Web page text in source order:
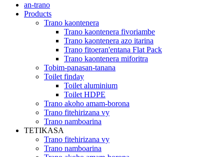
an-trano
Products
Trano kaontenera
Trano kaontenera fivoriambe
Trano kaontenera azo itarina
Trano fitoeran'entana Flat Pack
Trano kaontenera miforitra
Tobim-panasan-tanana
Toilet finday
Toilet aluminium
Toilet HDPE
Trano akoho amam-borona
Trano fitehirizana vy
Trano namboarina
TETIKASA
Trano fitehirizana vy
Trano namboarina